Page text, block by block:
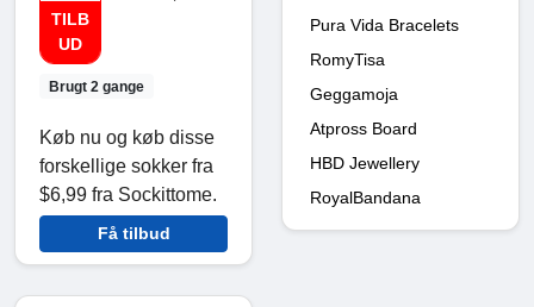
TILB
UD
Brugt 2 gange
Køb nu og køb disse
forskellige sokker fra
$6,99 fra Sockittome.
Få tilbud
Pura Vida Bracelets
RomyTisa
Geggamoja
Atpross Board
HBD Jewellery
RoyalBandana